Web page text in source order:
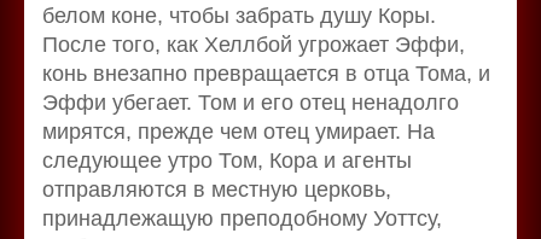
белом коне, чтобы забрать душу Коры.
После того, как Хеллбой угрожает Эффи,
конь внезапно превращается в отца Тома, и
Эффи убегает. Том и его отец ненадолго
мирятся, прежде чем отец умирает. На
следующее утро Том, Кора и агенты
отправляются в местную церковь,
принадлежащую преподобному Уоттсу,